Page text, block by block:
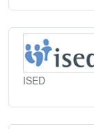
ISED